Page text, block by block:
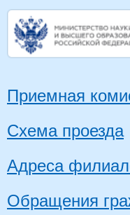
Приемная
Схема проезда
Адреса
Обращения